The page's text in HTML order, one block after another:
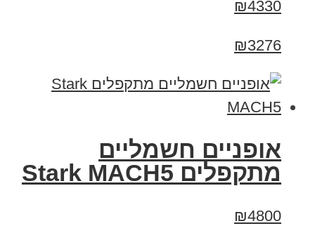
₪4330
₪3276
‏אופניים חשמליים
‏מתקפלים Stark MACH5
₪4800